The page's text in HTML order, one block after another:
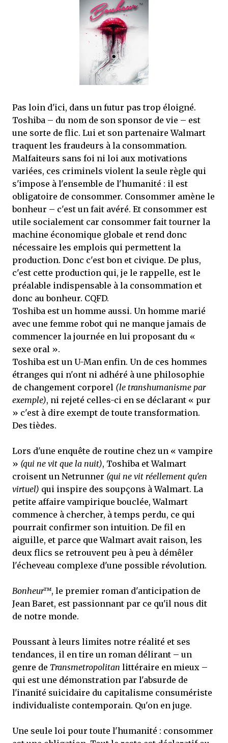
que Thomas connaissait et appréciait Olivier. Marlowe découvre une ville qu’il
ne connaissait pas, habitée par la méfiance, la peur et le rigorisme de la Ligue,
une ville pleine de mystères et de vieilles rancœurs. La Dame d...
Pas loin d'ici, dans un futur pas trop éloigné.
Toshiba – du nom de son sponsor de vie – est
une sorte de flic. Lui et son partenaire Walmart
traquent les fraudeurs à la consommation.
Malfaiteurs sans foi ni loi aux motivations
variées, ces criminels violent la seule règle qui
s'impose à l'ensemble de l'humanité : il est
obligatoire de consommer. Consommer amène le
bonheur – c'est un fait avéré. Et consommer est
utile socialement car consommer fait tourner la
machine économique globale et rend donc
nécessaire les emplois qui permettent la
production. Donc c'est bon et civique. De plus,
c'est cette production qui, je le rappelle, est le
préalable indispensable à la consommation et
donc au bonheur. CQFD.
Toshiba est un homme aussi. Un homme marié
avec une femme robot qui ne manque jamais de
commencer la journée en lui proposant du «
sexe oral ».
Toshiba est un U-Man enfin. Un de ces hommes
étranges qui n'ont ni adhéré à une philosophie
de changement corporel (le transhumanisme par
exemple), ni rejeté celles-ci en se déclarant « pur
» c'est à dire exempt de toute transformation.
Des tièdes.
Lors d'une enquête de routine chez un « vampire
» (qui ne vit que la nuit), Toshiba et Walmart
croisent un Netrunner (qui ne vit réellement qu'en
virtuel) qui inspire des soupçons à Walmart. La
petite affaire vampirique bouclée, Walmart
commence à chercher, à temps perdu, ce qui
pourrait confirmer son intuition. De fil en
aiguille, et parce que Walmart avait raison, les
deux flics se retrouvent peu à peu à démêler
l'écheveau complexe d'une possible révolution.
Bonheur™, le premier roman d'anticipation de
Jean Baret, est passionnant par ce qu'il nous dit
de notre monde.
Poussant à leurs limites notre réalité et ses
tendances, il en tire un roman délirant – un
genre de Transmetropolitan littéraire en mieux –
qui est une démonstration par l'absurde de
l'inanité suicidaire du capitalisme consumériste
individualiste contemporain. Qu'on en juge.
Une seule loi pour toute l'humanité : consommer